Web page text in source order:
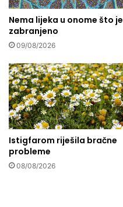
i
m
e
A
-
F
i
h
r
i
–
i
s
l
a
"
-
f
z
.
S
a
d
r
u
d
Nema lijeka u onome što je
zabranjeno
09/08/2026
Istigfarom riješila bračne
probleme
08/08/2026